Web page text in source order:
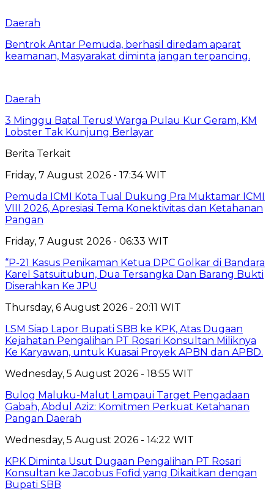
Daerah
Bentrok Antar Pemuda, berhasil diredam aparat
keamanan, Masyarakat diminta jangan terpancing.
Daerah
3 Minggu Batal Terus! Warga Pulau Kur Geram, KM
Lobster Tak Kunjung Berlayar
Berita Terkait
Friday, 7 August 2026 - 17:34 WIT
Pemuda ICMI Kota Tual Dukung Pra Muktamar ICMI
VIII 2026, Apresiasi Tema Konektivitas dan Ketahanan
Pangan
Friday, 7 August 2026 - 06:33 WIT
“P-21 Kasus Penikaman Ketua DPC Golkar di Bandara
Karel Satsuitubun, Dua Tersangka Dan Barang Bukti
Diserahkan Ke JPU
Thursday, 6 August 2026 - 20:11 WIT
LSM Siap Lapor Bupati SBB ke KPK, Atas Dugaan
Kejahatan Pengalihan PT Rosari Konsultan Miliknya
Ke Karyawan, untuk Kuasai Proyek APBN dan APBD.
Wednesday, 5 August 2026 - 18:55 WIT
Bulog Maluku-Malut Lampaui Target Pengadaan
Gabah, Abdul Aziz: Komitmen Perkuat Ketahanan
Pangan Daerah
Wednesday, 5 August 2026 - 14:22 WIT
KPK Diminta Usut Dugaan Pengalihan PT Rosari
Konsultan ke Jacobus Fofid yang Dikaitkan dengan
Bupati SBB